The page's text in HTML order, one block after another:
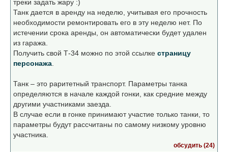
треки задать жару :)
Танк дается в аренду на неделю, учитывая его прочность
необходимости ремонтировать его в эту неделю нет. По
истечении срока аренды, он автоматически будет удален
из гаража.
Получить свой Т-34 можно по этой ссылке страницу
персонажа
Танк – это раритетный транспорт. Параметры танка
определяются в начале каждой гонки, как средние между
другими участниками заезда.
В случае если в гонке принимают участие только танки, то
параметры будут рассчитаны по самому низкому уровню
участника.
обсудить (24)